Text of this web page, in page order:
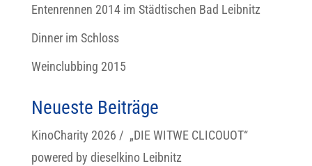
Entenrennen 2014 im Städtischen Bad Leibnitz
Dinner im Schloss
Weinclubbing 2015
Neueste Beiträge
KinoCharity 2026 / „DIE WITWE CLICOUOT“
powered by dieselkino Leibnitz